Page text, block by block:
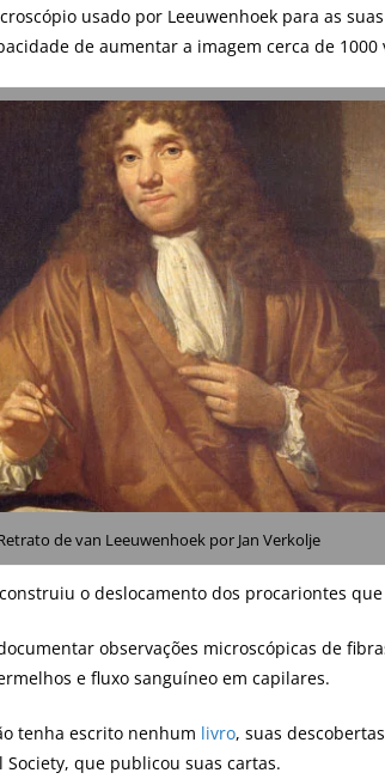
usado por Leeuwenhoek para as
de aumentar a imagem cerca de 1000
de van Leeuwenhoek por Jan Verkolje
o deslocamento dos procariontes
observações microscópicas de
e fluxo sanguíneo em capilares.
tenha escrito nenhum livro, suas
que publicou suas cartas.